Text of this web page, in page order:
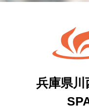
兵庫県